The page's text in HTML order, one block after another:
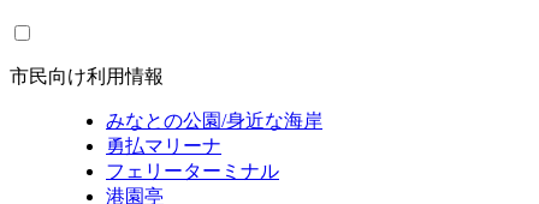
市民向け利用情報
みなとの公園/身近な海岸
勇払マリーナ
フェリーターミナル
港園亭